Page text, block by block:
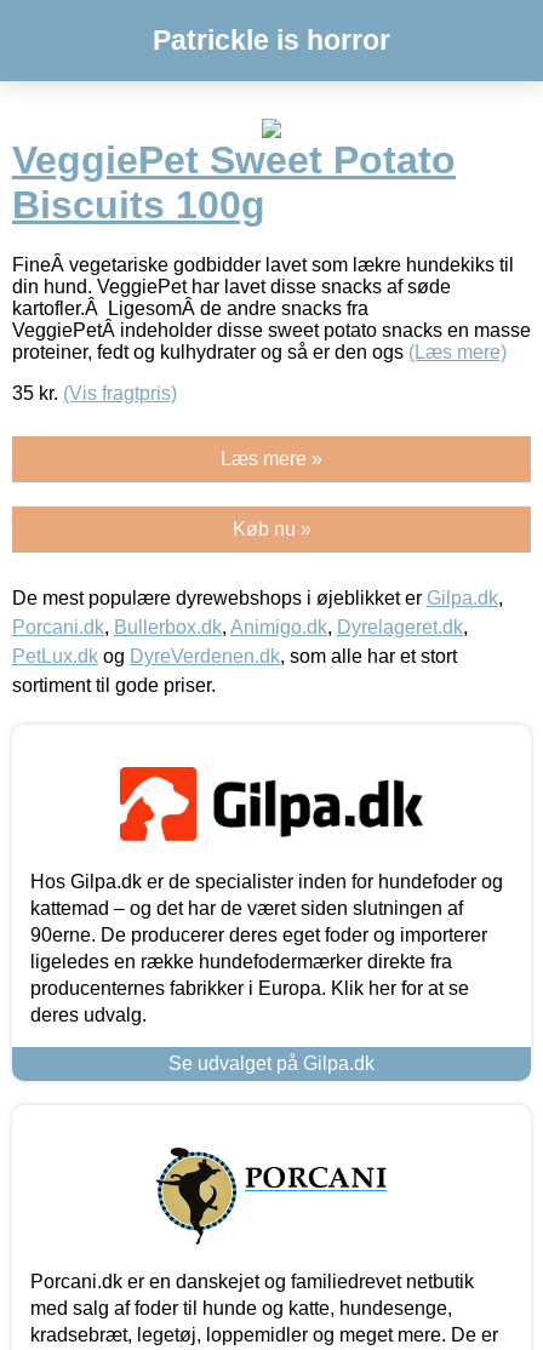
Patrickle is horror
VeggiePet Sweet Potato
Biscuits 100g
FineÂ vegetariske godbidder lavet som lækre hundekiks til
din hund. VeggiePet har lavet disse snacks af søde
kartofler.Â LigesomÂ de andre snacks fra
VeggiePetÂ indeholder disse sweet potato snacks en masse
proteiner, fedt og kulhydrater og så er den ogs (Læs mere)
35 kr. (Vis fragtpris)
Læs mere »
Køb nu »
De mest populære dyrewebshops i øjeblikket er Gilpa.dk,
Porcani.dk, Bullerbox.dk, Animigo.dk, Dyrelageret.dk,
PetLux.dk og DyreVerdenen.dk, som alle har et stort
sortiment til gode priser.
Hos Gilpa.dk er de specialister inden for hundefoder og
kattemad – og det har de været siden slutningen af
90erne. De producerer deres eget foder og importerer
ligeledes en række hundefodermærker direkte fra
producenternes fabrikker i Europa. Klik her for at se
deres udvalg.
Se udvalget på Gilpa.dk
Porcani.dk er en danskejet og familiedrevet netbutik
med salg af foder til hunde og katte, hundesenge,
kradsebræt, legetøj, loppemidler og meget mere. De er